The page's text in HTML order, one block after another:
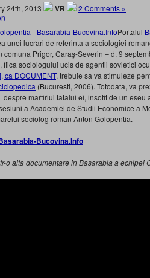
24th, 2013 VR 2 Comments »
Portalul
unei lucrari de referinta a sociologiei
comuna Prigor, Caraş-Severin – d. 9
fiica sociologului ucis de agentii sovietici
ca DOCUMENT, trebuie sa va stimuleze
(Bucuresti, 2006). Totodata, va
martiriul tatalui ei, insotit de un
a Academiei de Studii Economice a
sociolog roman Anton Golopentia.
Bucovina.Info
o alta documentare in Basarabia a echipei